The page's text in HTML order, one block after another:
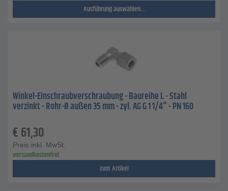
Ausführung auswählen...
Winkel-Einschraubverschraubung - Baureihe L - Stahl
verzinkt - Rohr-Ø außen 35 mm - zyl. AG G 1 1/4" - PN 160
€61,30
Preis inkl. MwSt.
versandkostenfrei
zum Artikel